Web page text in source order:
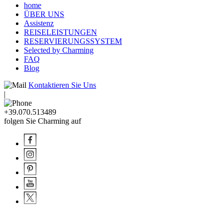
home
ÜBER UNS
Assistenz
REISELEISTUNGEN
RESERVIERUNGSSYSTEM
Selected by Charming
FAQ
Blog
Kontaktieren Sie Uns
|
+39.070.513489
folgen Sie Charming auf